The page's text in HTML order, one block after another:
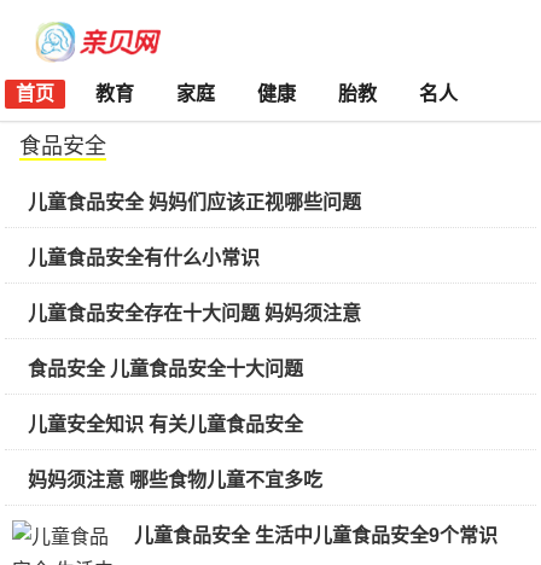
首页 教育 家庭 健康 胎教 名人
食品安全
儿童食品安全 妈妈们应该正视哪些问题
儿童食品安全有什么小常识
儿童食品安全存在十大问题 妈妈须注意
食品安全 儿童食品安全十大问题
儿童安全知识 有关儿童食品安全
妈妈须注意 哪些食物儿童不宜多吃
儿童食品安全 生活中儿童食品安全9个常识